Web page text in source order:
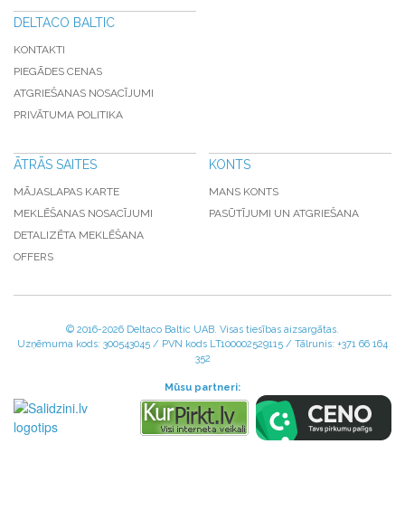
DELTACO BALTIC
KONTAKTI
PIEGĀDES CENAS
ATGRIEŠANAS NOSACĪJUMI
PRIVĀTUMA POLITIKA
ĀTRĀS SAITES
MĀJASLAPAS KARTE
MEKLĒŠANAS NOSACĪJUMI
DETALIZĒTA MEKLĒŠANA
OFFERS
KONTS
MANS KONTS
PASŪTĪJUMI UN ATGRIEŠANA
© 2016-2026 Deltaco Baltic UAB. Visas tiesības aizsargātas.
Uzņēmuma kods: 300543045 / PVN kods LT100002529115 / Tālrunis: +371 66 164
352
Mūsu partneri: